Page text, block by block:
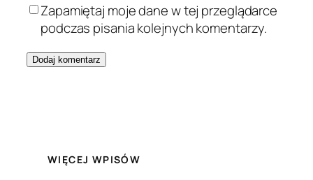
Zapamiętaj moje dane w tej przeglądarce
podczas pisania kolejnych komentarzy.
WIĘCEJ WPISÓW